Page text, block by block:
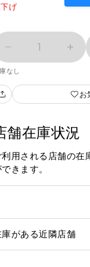
げ
1
なし
お
舗在庫状況
利用される店舗の在
きます。
庫がある近隣店舗